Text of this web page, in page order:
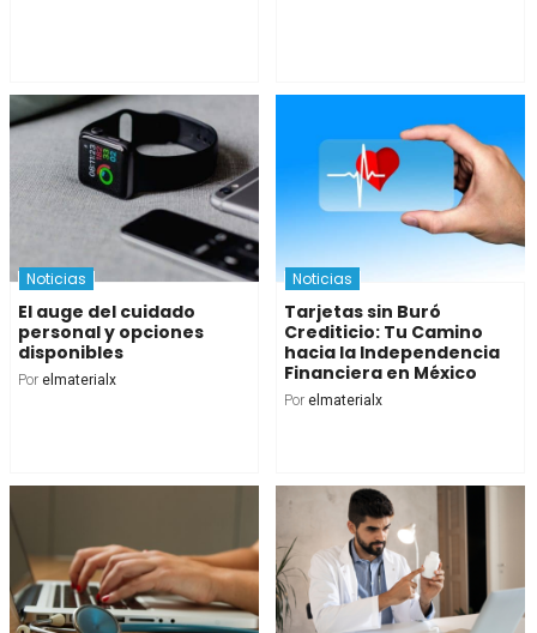
Noticias
El auge del cuidado
personal y opciones
disponibles
Por elmaterialx
Noticias
Tarjetas sin Buró
Crediticio: Tu Camino
hacia la Independencia
Financiera en México
Por elmaterialx